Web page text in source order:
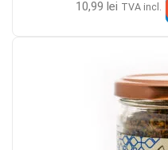
10,99 lei TVA incl.